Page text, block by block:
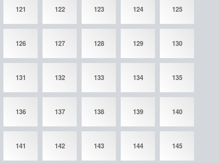
121 122 123 124 125
126 127 128 129 130
131 132 133 134 135
136 137 138 139 140
141 142 143 144 145